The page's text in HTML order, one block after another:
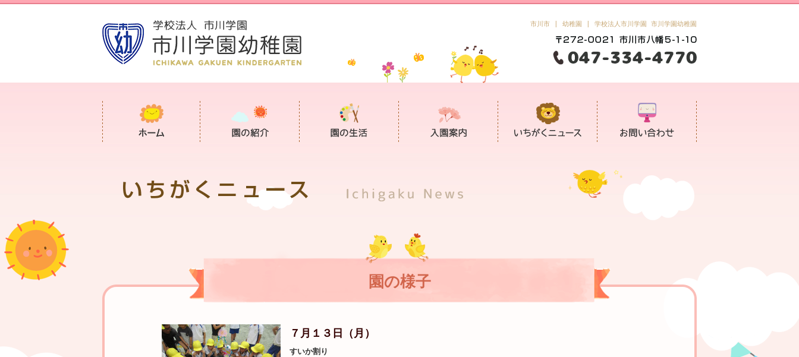
市川市 | 幼稚園 | 学校法人市川学園 市川学園幼稚園
園の様子
７月１３日（月）
すいか割り